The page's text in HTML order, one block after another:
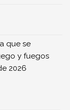
que se
y fuegos
2026